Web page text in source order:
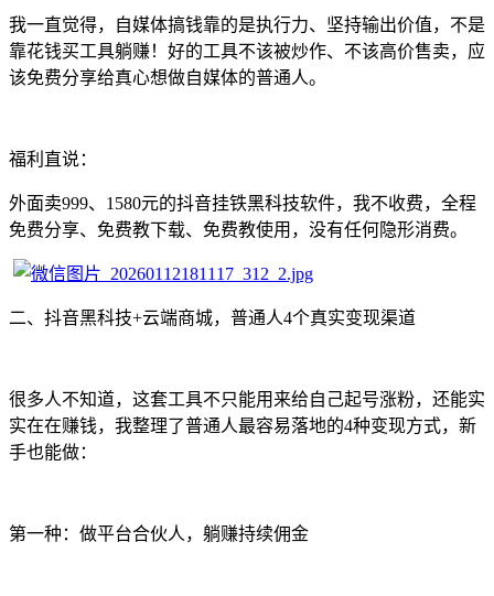
我一直觉得，自媒体搞钱靠的是执行力、坚持输出价值，不是
靠花钱买工具躺赚！好的工具不该被炒作、不该高价售卖，应
该免费分享给真心想做自媒体的普通人。
福利直说：
外面卖999、1580元的抖音挂铁黑科技软件，我不收费，全程
免费分享、免费教下载、免费教使用，没有任何隐形消费。
二、抖音黑科技+云端商城，普通人4个真实变现渠道
很多人不知道，这套工具不只能用来给自己起号涨粉，还能实
实在在赚钱，我整理了普通人最容易落地的4种变现方式，新
手也能做：
第一种：做平台合伙人，躺赚持续佣金